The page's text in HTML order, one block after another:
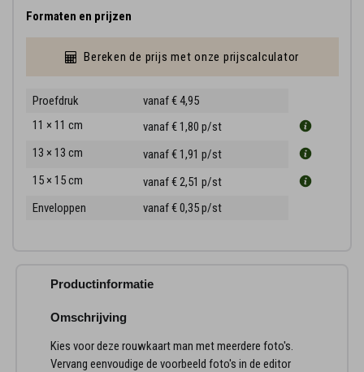
Formaten en prijzen
Bereken de prijs met onze prijscalculator
Proefdruk
vanaf € 4,95
11 × 11 cm
vanaf € 1,80 p/st
13 × 13 cm
vanaf € 1,91 p/st
15 × 15 cm
vanaf € 2,51 p/st
Enveloppen
vanaf € 0,35p/st
Productinformatie
Omschrijving
Kies voor deze rouwkaart man met meerdere foto's.
Vervang eenvoudige de voorbeeld foto's in de editor